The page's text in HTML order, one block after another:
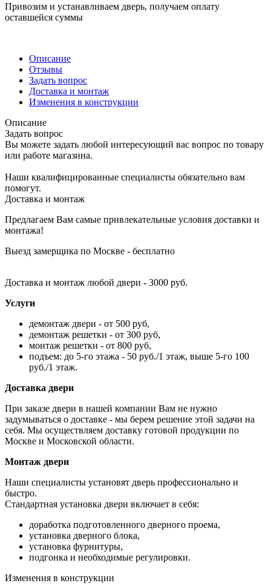
Привозим и устанавливаем дверь, получаем оплату
оставшейся суммы
Описание
Отзывы
Задать вопрос
Доставка и монтаж
Изменения в конструкции
Описание
Задать вопрос
Вы можете задать любой интересующий вас вопрос по товару
или работе магазина.
Наши квалифицированные специалисты обязательно вам
помогут.
Доставка и монтаж
Предлагаем Вам самые привлекательные условия доставки и
монтажа!
Выезд замерщика по Москве - бесплатно
Доставка и монтаж любой двери - 3000 руб.
Услуги
демонтаж двери - от 500 руб,
демонтаж решетки - от 300 руб,
монтаж решетки - от 800 руб,
подъем: до 5-го этажа - 50 руб./1 этаж, выше 5-го 100
руб./1 этаж.
Доставка двери
При заказе двери в нашей компании Вам не нужно
задумываться о доставке - мы берем решение этой задачи на
себя. Мы осуществляем доставку готовой продукции по
Москве и Московской области.
Монтаж двери
Наши специалисты установят дверь профессионально и
быстро.
Стандартная установка двери включает в себя:
доработка подготовленного дверного проема,
установка дверного блока,
установка фурнитуры,
подгонка и необходимые регулировки.
Изменения в конструкции